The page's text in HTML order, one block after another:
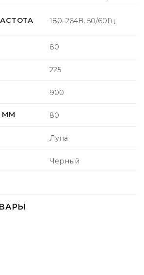
180–264В, 50/60Гц
80
225
900
ММ 80
Луна
Черный